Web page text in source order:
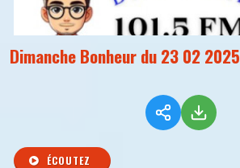
Dimanche Bonheur du 23 02 2025
ÉCOUTEZ